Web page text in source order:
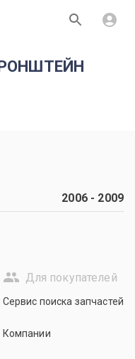
2006- 2009
Для покупателей
Сервис поиска запчастей
Компании